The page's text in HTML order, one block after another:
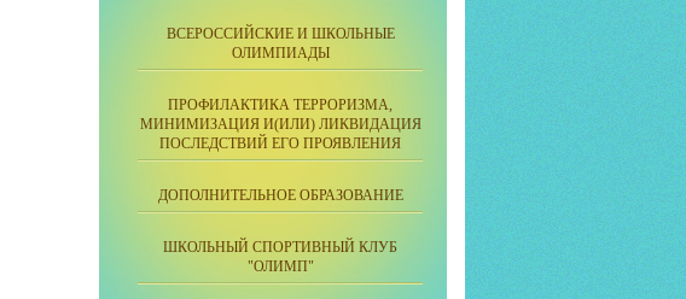
ВСЕРОССИЙСКИЕ И ШКОЛЬНЫЕ
ОЛИМПИАДЫ
ПРОФИЛАКТИКА ТЕРРОРИЗМА,
МИНИМИЗАЦИЯ И(ИЛИ) ЛИКВИДАЦИЯ
ПОСЛЕДСТВИЙ ЕГО ПРОЯВЛЕНИЯ
ДОПОЛНИТЕЛЬНОЕ ОБРАЗОВАНИЕ
ШКОЛЬНЫЙ СПОРТИВНЫЙ КЛУБ
"ОЛИМП"